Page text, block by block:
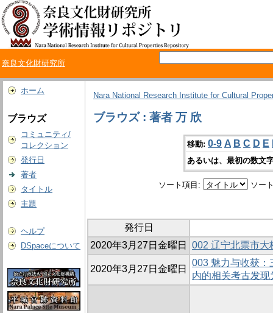
奈良文化財研究所
ホーム
ブラウズ
コミュニティ/
コレクション
発行日
著者
タイトル
主題
ヘルプ
DSpaceについて
Nara National Research Institute for Cultural
ブラウズ : 著者 万 欣
移動: 0-9 A B C D E
あるいは、最初の数文
ソート項目: ソー
発行日
2020年3月27日金曜日
002 辽宁北票市大
2020年3月27日金曜日
003 魅力与收获
内的相关考古发现